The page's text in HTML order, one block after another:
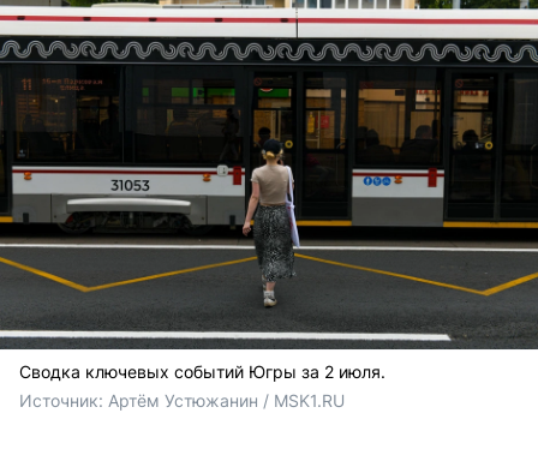
Сводка ключевых событий Югры за 2 июля.
Источник: Артём Устюжанин / MSK1.RU